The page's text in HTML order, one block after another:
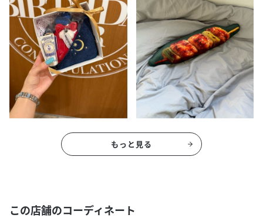
もっと見る
この店舗のコーディネート